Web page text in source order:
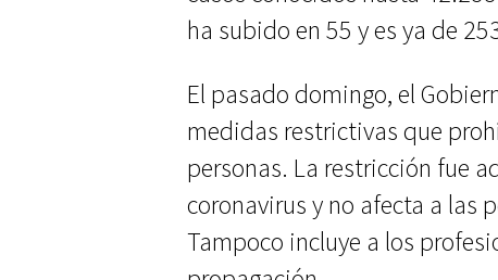
ha subido en 55 y es ya de
El pasado domingo, el
medidas restrictivas que
personas. La restricción fue
coronavirus y no afecta a las
Tampoco incluye a los